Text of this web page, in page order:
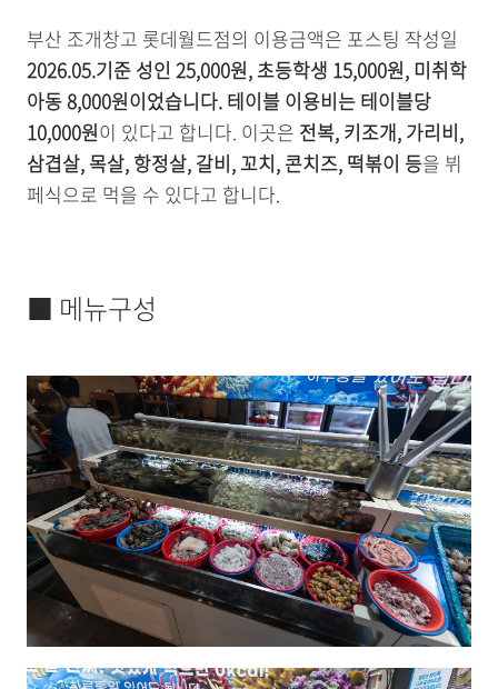
부산 조개창고 롯데월드점의 이용금액은 포스팅 작성일
2026.05.기준 성인 25,000원, 초등학생 15,000원, 미취학
아동 8,000원이었습니다. 테이블 이용비는 테이블당
10,000원이 있다고 합니다. 이곳은 전복, 키조개, 가리비,
삼겹살, 목살, 항정살, 갈비, 꼬치, 콘치즈, 떡볶이 등을 뷔
페식으로 먹을 수 있다고 합니다.
■ 메뉴구성